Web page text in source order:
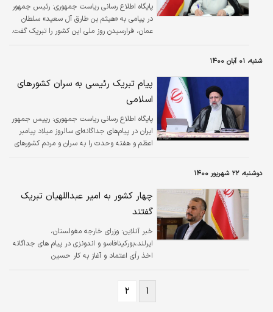
پایگاه اطلاع رسانی ریاست جمهوری: رئیس جمهور
در پیامی به «هیثم بن طارق آل سعید» سلطان
عمان، فرارسیدن روز ملی این کشور را تبریک گفت.
شنبه، ۰۱ آبان ۱۴۰۰
پیام تبریک رئیسی به سران کشورهای
اسلامی
پایگاه اطلاع رسانی ریاست جمهوری: رییس جمهور
ایران در پیام‌های جداگانه‌ای سالروز میلاد پیامبر
اعظم و هفته وحدت را به سران و مردم کشورهای
دوشنبه، ۲۲ شهریور ۱۴۰۰
چهار کشور به امیر عبداللهیان تبریک
گفتند
خبر آنلاین: وزرای خارجه مغولستان،
ایرلند،بورکینافاسو و اندونزی در پیام های جداگانه
اخذ رأی اعتماد و آغاز به کار حسین
۱ ۲